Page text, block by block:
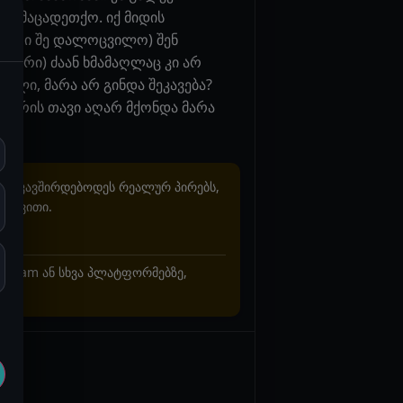
მაცადეთქო. იქ მიდის
პირი შე დალოცვილო) შენ
ძაან ხმამაღლაც კი არ
მარა არ გინდა შეკავება?
თავი აღარ მქონდა მარა
უკავშირდებოდეს რეალურ პირებს,
ან სხვა პლატფორმებზე,